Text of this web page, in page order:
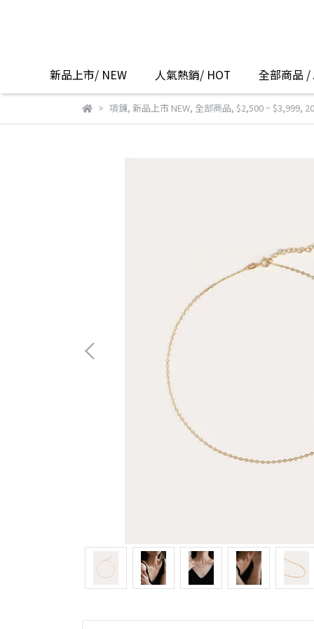
新品上市/ NEW 人氣熱銷/ HOT 全部商品 /
項鍊, 新品上市 NEW, 全部商品, $2,500 ~ $3,999,